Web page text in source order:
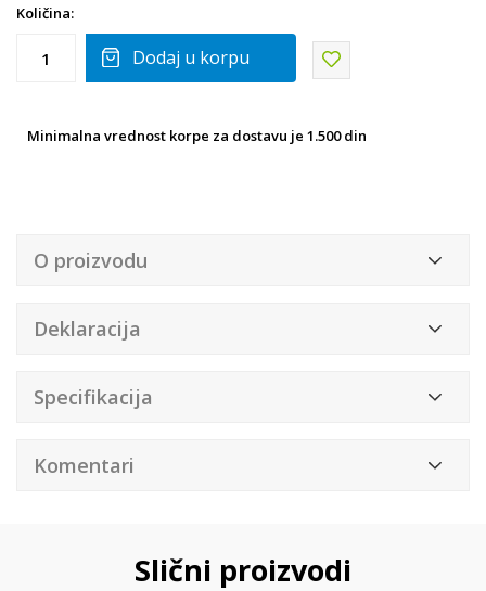
Količina:
Dodaj u korpu
Minimalna vrednost korpe za dostavu je 1.500 din
O proizvodu
Deklaracija
Specifikacija
Komentari
Slični proizvodi